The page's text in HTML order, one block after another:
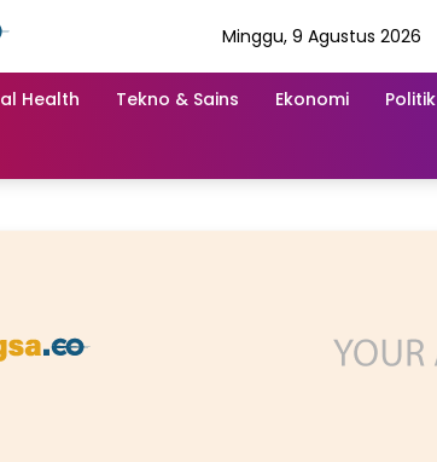
Minggu, 9 Agustus 2026
Health Tekno & Sains Ekonomi Politik